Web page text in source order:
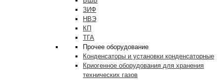
ЗИФ
НВЭ
КП
ТГА
Прочее оборудование
Конденсаторы и установки конденсаторные
Криогенное оборудования для хранения
технических газов